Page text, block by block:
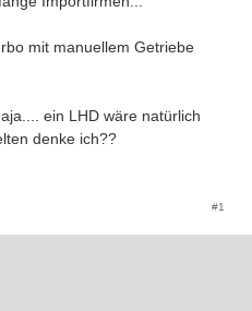
mit manuellem Getriebe
ein LHD wäre natürlich
denke ich??
#1